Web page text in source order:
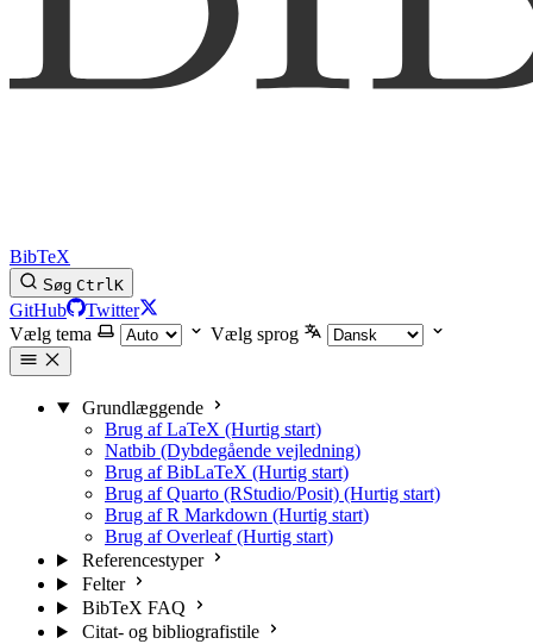
BibTeX
Søg CtrlK
GitHub
Twitter
Vælg tema
Vælg sprog
Grundlæggende
Brug af LaTeX (Hurtig start)
Natbib (Dybdegående vejledning)
Brug af BibLaTeX (Hurtig start)
Brug af Quarto (RStudio/Posit) (Hurtig start)
Brug af R Markdown (Hurtig start)
Brug af Overleaf (Hurtig start)
Referencestyper
Felter
BibTeX FAQ
Citat- og bibliografistile